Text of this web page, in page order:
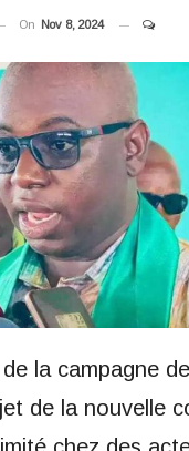
On Nov 8, 2024
la campagne
de la nouvelle